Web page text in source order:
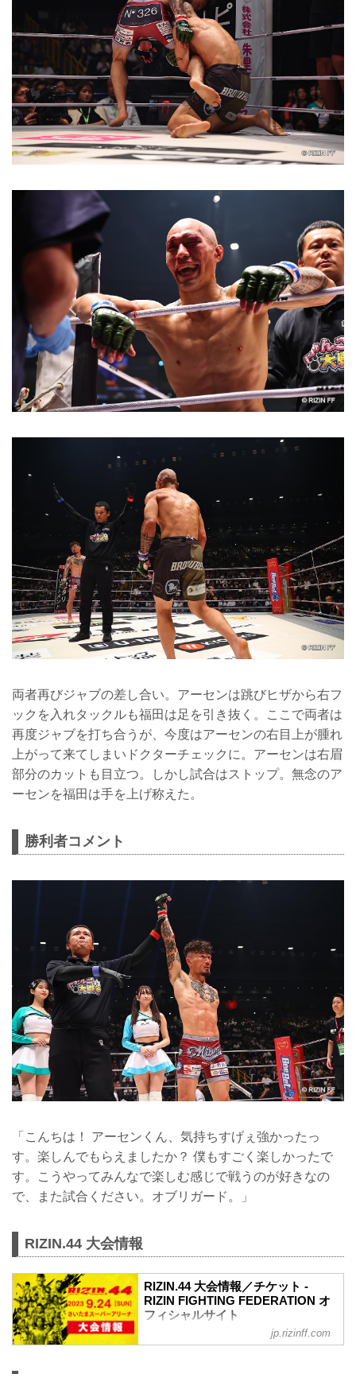
両者再びジャブの差し合い。アーセンは跳びヒザから右フ
ックを入れタックルも福田は足を引き抜く。ここで両者は
再度ジャブを打ち合うが、今度はアーセンの右目上が腫れ
上がって来てしまいドクターチェックに。アーセンは右眉
部分のカットも目立つ。しかし試合はストップ。無念のア
ーセンを福田は手を上げ称えた。
勝利者コメント
「こんちは！ アーセンくん、気持ちすげぇ強かったっ
す。楽しんでもらえましたか？ 僕もすごく楽しかったで
す。こうやってみんなで楽しむ感じで戦うのが好きなの
で、また試合ください。オブリガード。」
RIZIN.44 大会情報
RIZIN.44 大会情報／チケット -
RIZIN FIGHTING FEDERATION オ
フィシャルサイト
jp.rizinff.com